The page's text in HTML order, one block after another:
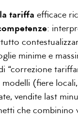
tariffa efficace
:
minime e
“correzione
(fiere
vendite last
che combinino